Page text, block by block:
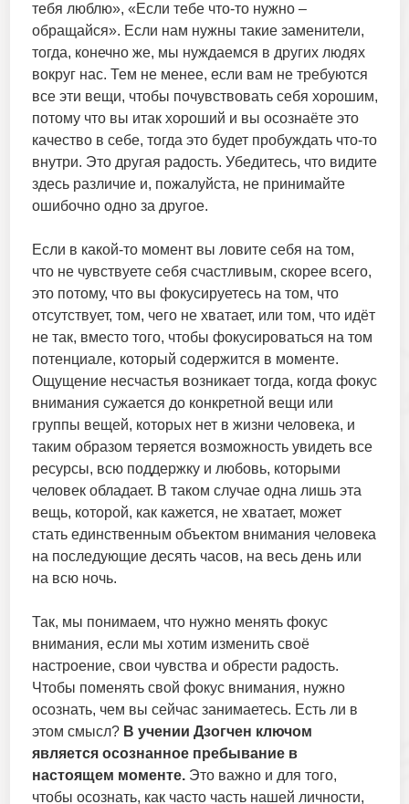
тебя люблю», «Если тебе что-то нужно –
обращайся». Если нам нужны такие заменители,
тогда, конечно же, мы нуждаемся в других людях
вокруг нас. Тем не менее, если вам не требуются
все эти вещи, чтобы почувствовать себя хорошим,
потому что вы итак хороший и вы осознаёте это
качество в себе, тогда это будет пробуждать что-то
внутри. Это другая радость. Убедитесь, что видите
здесь различие и, пожалуйста, не принимайте
ошибочно одно за другое.
Если в какой-то момент вы ловите себя на том,
что не чувствуете себя счастливым, скорее всего,
это потому, что вы фокусируетесь на том, что
отсутствует, том, чего не хватает, или том, что идёт
не так, вместо того, чтобы фокусироваться на том
потенциале, который содержится в моменте.
Ощущение несчастья возникает тогда, когда фокус
внимания сужается до конкретной вещи или
группы вещей, которых нет в жизни человека, и
таким образом теряется возможность увидеть все
ресурсы, всю поддержку и любовь, которыми
человек обладает. В таком случае одна лишь эта
вещь, которой, как кажется, не хватает, может
стать единственным объектом внимания человека
на последующие десять часов, на весь день или
на всю ночь.
Так, мы понимаем, что нужно менять фокус
внимания, если мы хотим изменить своё
настроение, свои чувства и обрести радость.
Чтобы поменять свой фокус внимания, нужно
осознать, чем вы сейчас занимаетесь. Есть ли в
этом смысл? В учении Дзогчен ключом
является осознанное пребывание в
настоящем моменте.Это важно и для того,
чтобы осознать, как часто часть нашей личности,